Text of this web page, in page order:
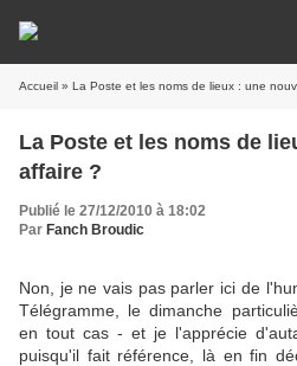
Accueil » La Poste et les noms de lieux : une
La Poste et les noms de
affaire ?
Publié le 27/12/2010 à 18:02
Par Fanch Broudic
Non, je ne vais pas parler ici de
Télégramme, le dimanche
en tout cas - et je l'apprécie
puisqu'il fait référence, là en fin